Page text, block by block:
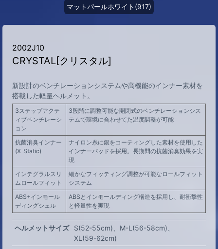
マットパールホワイト(917)
2002J10
CRYSTAL[クリスタル]
新設計のベンチレーションシステムや高機能のインナー素材を
搭載した軽量ヘルメット。
3ステップアクテ
ィブベンチレーシ
ョン
3段階に調整可能な開閉式のベンチレーションシス
テムで環境に合わせてた温度調整が可能
抗菌消臭インナー
(X-Static)
ナイロン糸に銀をコーティングした素材を使用した
インナーパッドを採用。長期間の抗菌消臭効果を実
現
インテグラルスリ
ムロールフィット
細かなフィッティング調整が可能なロールフィット
システム
ABS+インモール
ディングシェル
ABSとインモールディング構造を採用し、耐衝撃性
と軽量性を実現
ヘルメットサイズ S(52-55cm)
M-L(56-58cm)
XL(59-62cm)